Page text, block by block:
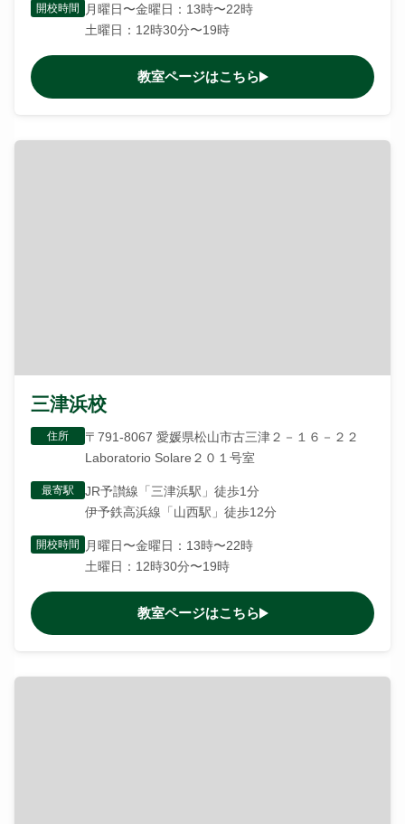
開校時間
月曜日〜金曜日：13時〜22時
土曜日：12時30分〜19時
教室ページはこちら
三津浜校
住所
〒791-8067 愛媛県松山市古三津２－１６－２２
Laboratorio Solare２０１号室
最寄駅
JR予讃線「三津浜駅」徒歩1分
伊予鉄高浜線「山西駅」徒歩12分
開校時間
月曜日〜金曜日：13時〜22時
土曜日：12時30分〜19時
教室ページはこちら